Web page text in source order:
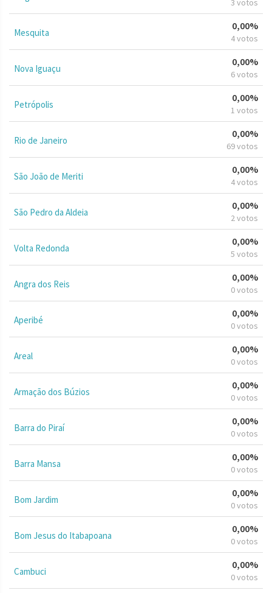
Mesquita
0,00%
4 votos
Nova Iguaçu
0,00%
6 votos
Petrópolis
0,00%
1 votos
Rio de Janeiro
0,00%
69 votos
São João de Meriti
0,00%
4 votos
São Pedro da Aldeia
0,00%
2 votos
Volta Redonda
0,00%
5 votos
Angra dos Reis
0,00%
0 votos
Aperibé
0,00%
0 votos
Areal
0,00%
0 votos
Armação dos Búzios
0,00%
0 votos
Barra do Piraí
0,00%
0 votos
Barra Mansa
0,00%
0 votos
Bom Jardim
0,00%
0 votos
Bom Jesus do Itabapoana
0,00%
0 votos
Cambuci
0,00%
0 votos